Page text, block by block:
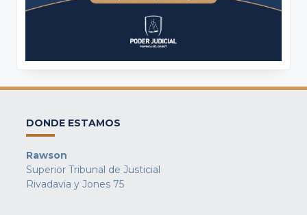
DONDE ESTAMOS
Rawson
Superior Tribunal de Justicial
Rivadavia y Jones 75